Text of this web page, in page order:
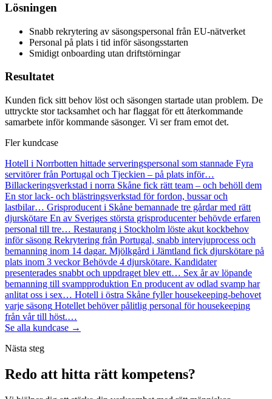
Lösningen
Snabb rekrytering av säsongspersonal från EU-nätverket
Personal på plats i tid inför säsongsstarten
Smidigt onboarding utan driftstörningar
Resultatet
Kunden fick sitt behov löst och säsongen startade utan problem. De
uttryckte stor tacksamhet och har flaggat för ett återkommande
samarbete inför kommande säsonger. Vi ser fram emot det.
Fler kundcase
Hotell i Norrbotten hittade serveringspersonal som stannade Fyra
servitörer från Portugal och Tjeckien – på plats inför…
Billackeringsverkstad i norra Skåne fick rätt team – och behöll dem
En stor lack- och blästringsverkstad för fordon, bussar och
lastbilar… Grisproducent i Skåne bemannade tre gårdar med rätt
djurskötare En av Sveriges största grisproducenter behövde erfaren
personal till tre… Restaurang i Stockholm löste akut kockbehov
inför säsong Rekrytering från Portugal, snabb intervjuprocess och
bemanning inom 14 dagar. Mjölkgård i Jämtland fick djurskötare på
plats inom 3 veckor Behövde 4 djurskötare. Kandidater
presenterades snabbt och uppdraget blev ett… Sex år av löpande
bemanning till svampproduktion En producent av odlad svamp har
anlitat oss i sex… Hotell i östra Skåne fyller housekeeping-behovet
varje säsong Hotellet behöver pålitlig personal för housekeeping
från vår till höst.…
Se alla kundcase →
Nästa steg
Redo att hitta rätt kompetens?